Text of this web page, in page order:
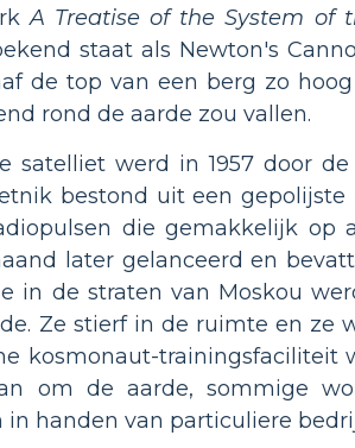
A Treatise of the System of
staat als Newton's
de top van een berg zo
rond de aarde zou vallen.
satelliet werd in 1957 door
bestond uit een
die gemakkelijk op
later gelanceerd en
in de straten van Moskou
Ze stierf in de ruimte en ze
kosmonaut-trainingsfaciliteit
om de aarde, sommige
handen van particuliere